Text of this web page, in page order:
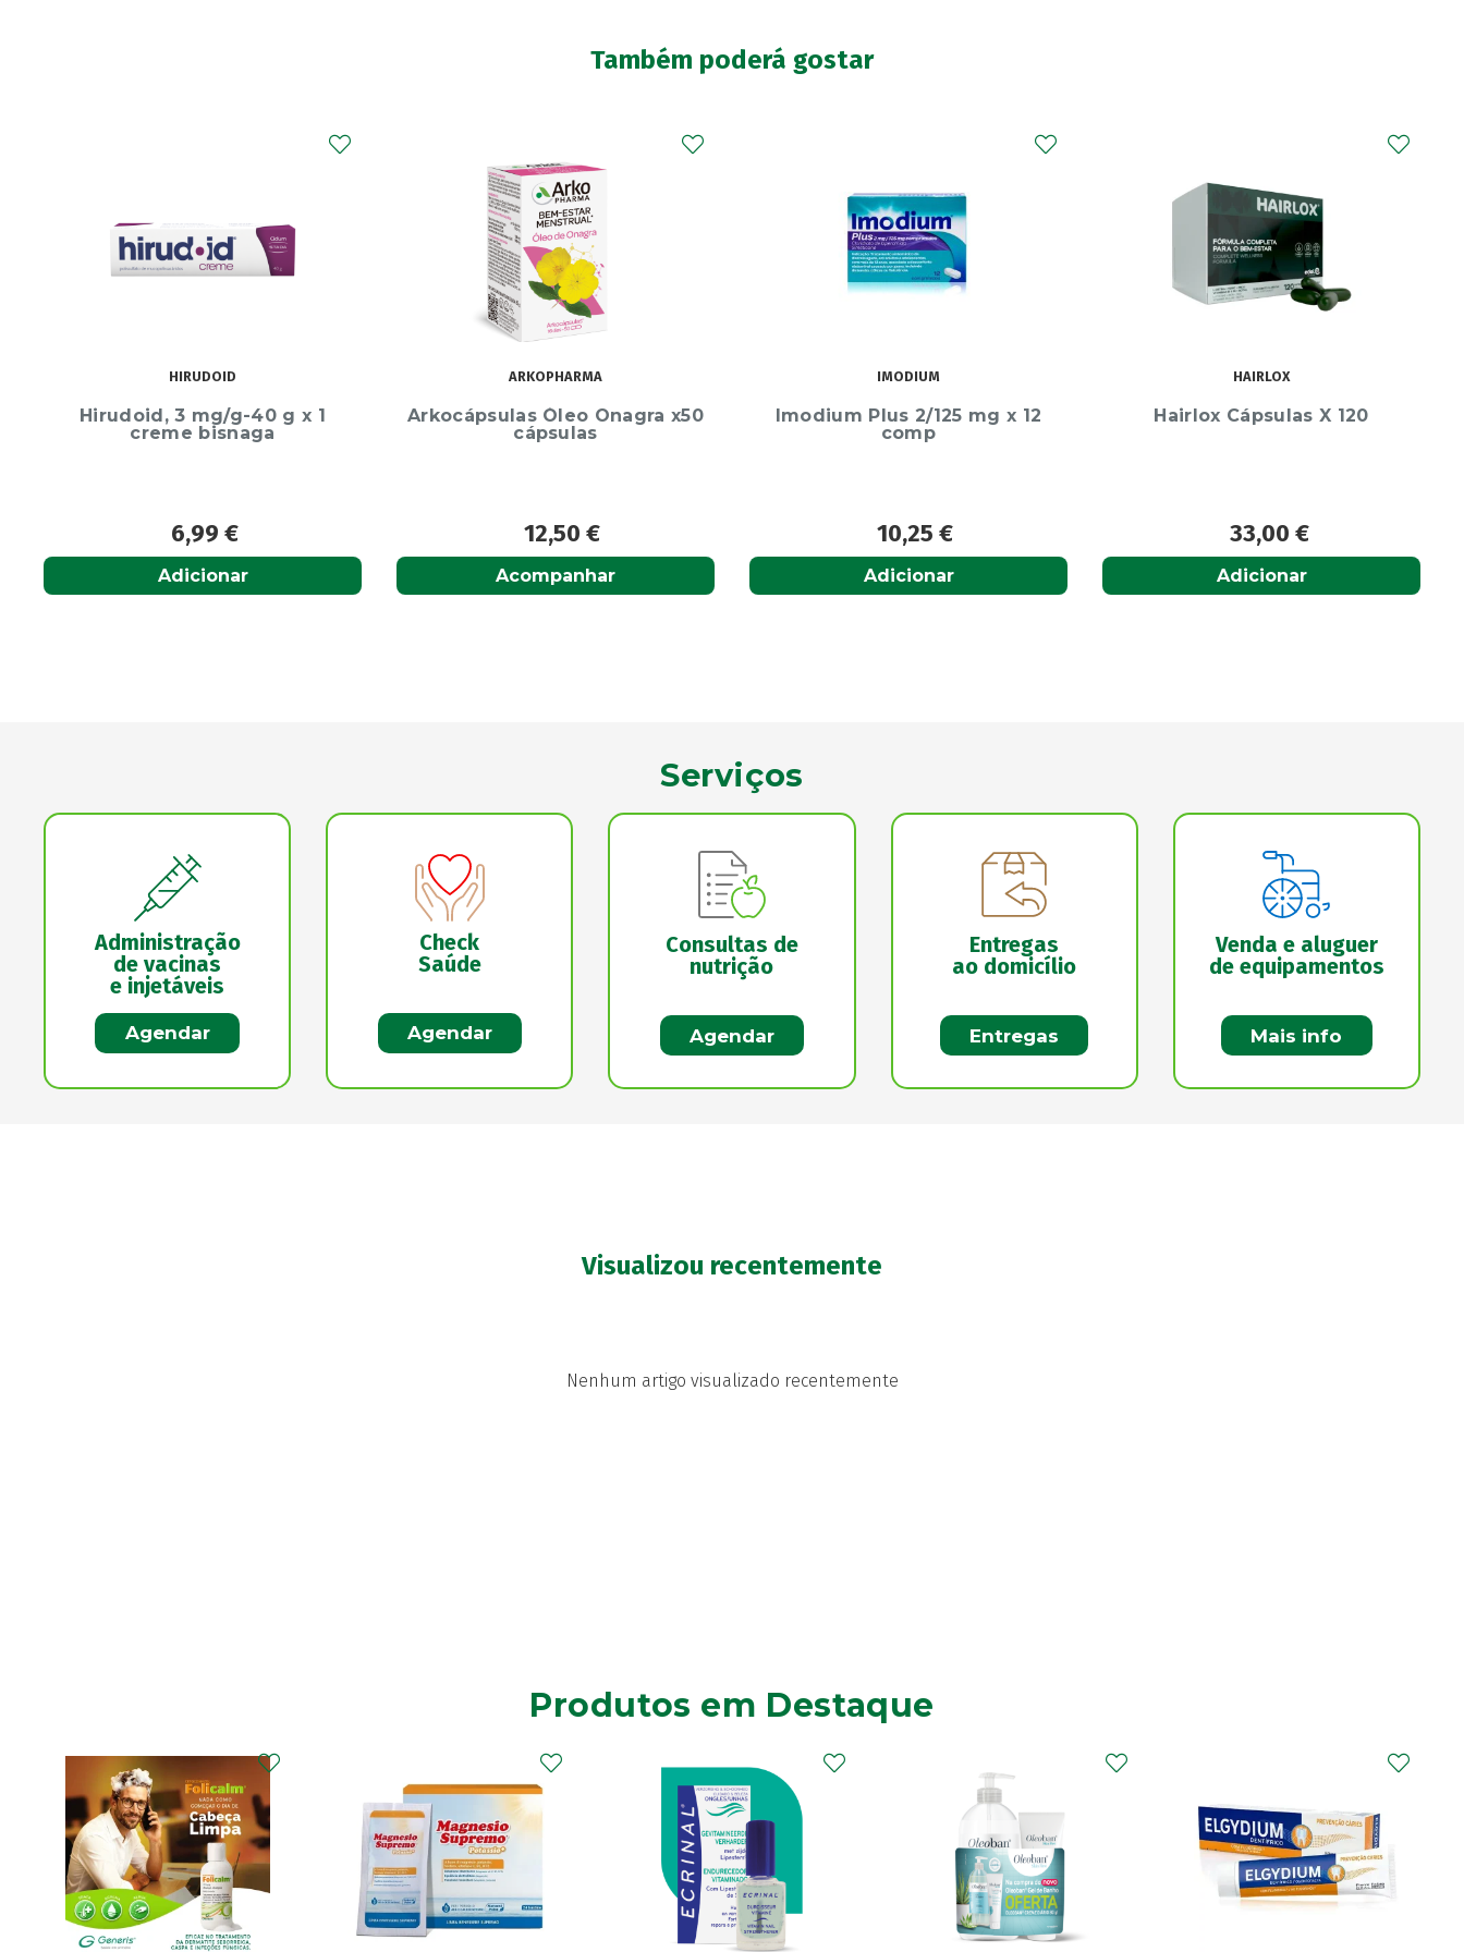
Também poderá gostar
ARKOPHARMA
Arkocápsulas Óleo Onagra x50
cápsulas
12,50€
Acompanhar
IMODIUM
Imodium Plus 2/125 mg x 12
comp
10,25 €
Adicionar
HAIRLOX
Hairlox Cápsulas X 120
33,00€
Adicionar
CENTRUM
Centrum Energia & Vitalidade
X30
30,95 €
Adicionar
Serviços
Administração
de vacinas
e injetáveis
Agendar
Check
Saúde
Agendar
Consultas de
nutrição
Agendar
Entregas
ao domicílio
Entregas
Venda e aluguer
de equipamentos
Mais info
Visualizou recentemente
Nenhum artigo visualizado recentemente
Produtos em Destaque
Curaprox Surgical
Escova Dentes Mega
Soft